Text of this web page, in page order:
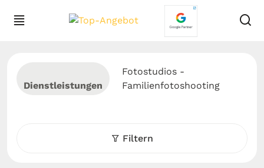
Dienstleistungen
Fotostudios -
Familienfotoshooting
Filtern